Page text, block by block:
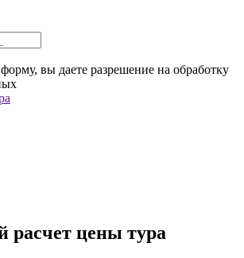
вы даете разрешение на обработку
цены тура